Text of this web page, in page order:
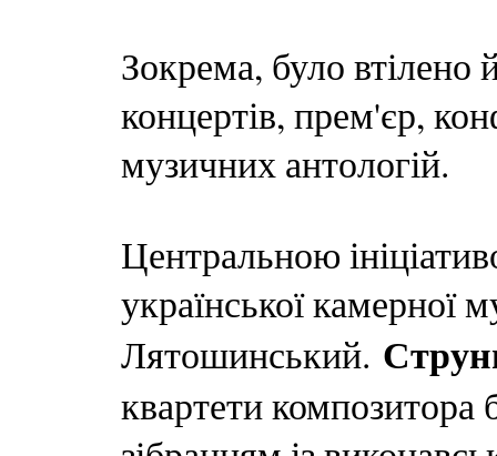
Зокрема, було втілено
концертів, прем'єр,
музичних антологій.
Центральною
української камерної
Лятошинський.
квартети композитора